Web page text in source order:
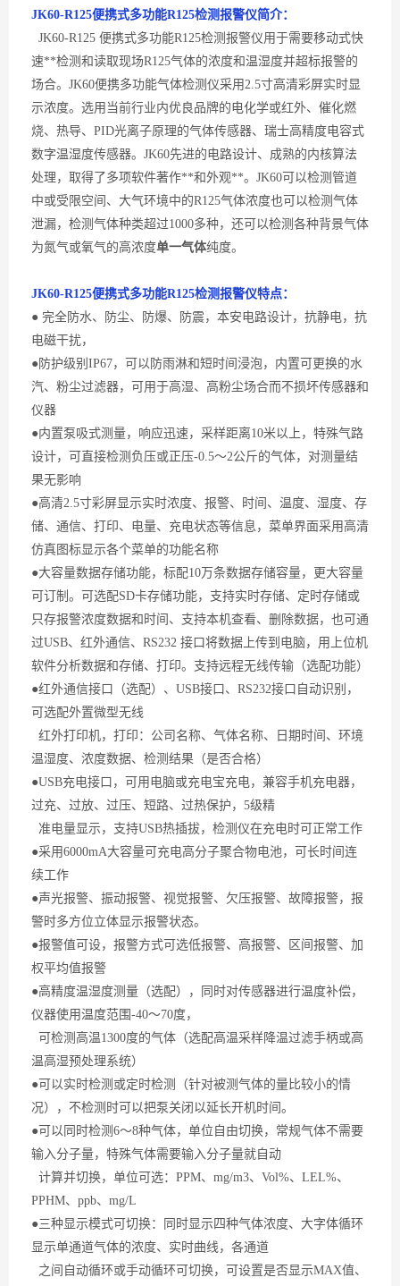
JK60-R125便携式多功能R125检测报警仪简介：
JK60-R125 便携式多功能R125检测报警仪用于需要移动式快
速**检测 和读取现场R125气体的浓度和温湿度并超标报警的
场合。 JK60便携多功能气体检测仪采用2.5寸高清彩屏实时显
示浓度。 选用当前行业内优良品牌的电化学或红外、催化燃
烧、热导、 PID光离子原理的气体传感器、瑞士高精度电容式
数字温湿度传感器。 JK60先进的电路设计、成熟的内核算法
处理，取得了多项软件著作**和外观**。JK60可以检测管道
中或受限空间、大气环境中的R125气体浓度也可以检测气体
泄漏，检测气体种类超过1000多种，还可以检测各种背景气体
为氮气或氧气的高浓度单一气体纯度。
JK60-R125便携式多功能R125检测报警仪特点：
● 完全防水、防尘、防爆、防震，本安电路设计，抗静电，抗
电磁干扰，
●防护级别IP67，可以防雨淋和短时间浸泡，内置可更换的水
汽、粉尘过滤器，可用于高湿、高粉尘场合而不损坏传感器和
仪器
●内置泵吸式测量，响应迅速，采样距离10米以上，特殊气路
设计，可直接检测负压或正压-0.5～2公斤的气体，对测量结
果无影响
●高清2.5寸彩屏显示实时浓度、报警、时间、温度、湿度、存
储、通信、打印、电量、充电状态等信息，菜单界面采用高清
仿真图标显示各个菜单的功能名称
●大容量数据存储功能，标配10万条数据存储容量，更大容量
可订制。可选配SD卡存储功能，支持实时存储、定时存储或
只存报警浓度数据和时间、支持本机查看、删除数据，也可通
过USB、红外通信、RS232 接口将数据上传到电脑，用上位机
软件分析数据和存储、打印。支持远程无线传输（选配功能）
●红外通信接口（选配）、USB接口、RS232接口自动识别，
可选配外置微型无线
红外打印机，打印：公司名称、气体名称、日期时间、环境
温湿度、浓度数据、检测结果（是否合格）
●USB充电接口，可用电脑或充电宝充电，兼容手机充电器，
过充、过放、过压、短路、过热保护，5级精
准电量显示，支持USB热插拔，检测仪在充电时可正常工作
●采用6000mA大容量可充电高分子聚合物电池，可长时间连
续工作
●声光报警、振动报警、视觉报警、欠压报警、故障报警，报
警时多方位立体显示报警状态。
●报警值可设，报警方式可选低报警、高报警、区间报警、加
权平均值报警
●高精度温湿度测量（选配），同时对传感器进行温度补偿，
仪器使用温度范围-40～70度，
可检测 高温1300度的气体（选配高温采样降温过滤手柄或高
温高湿预处理系统）
●可以实时检测或定时检测（针对被测气体的量比较小的情
况），不检测时可以把泵关闭以延长开机时间。
●可以同时检测6～8种气体，单位自由切换，常规气体不需要
输入分子量，特殊气体需要输入分子量就自动
计算并切换，单位可选：PPM、mg/m3、Vol%、LEL%、
PPHM、ppb、mg/L
●三种显示模式可切换：同时显示四种气体浓度、大字体循环
显示单通道气体的浓度、实时曲线，各通道
之间自动循环或手动循环可切换，可设置是否显示MAX值、